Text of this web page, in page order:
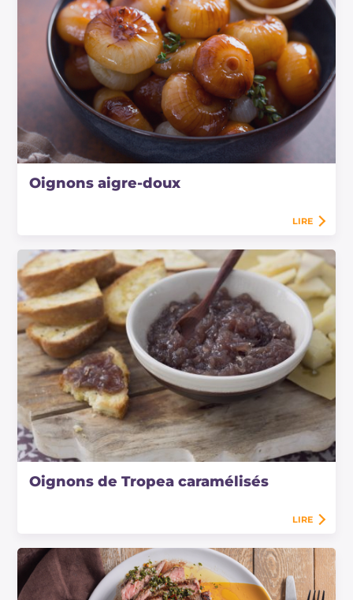
Oignons aigre-doux
LIRE
Oignons de Tropea caramélisés
LIRE